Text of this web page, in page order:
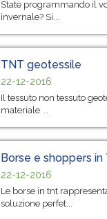
State programmando il
invernale? Si...
TNT geotessile
22-12-2016
Il tessuto non tessuto
materiale ...
Borse e shoppers in
22-12-2016
Le borse in tnt
soluzione perfet...